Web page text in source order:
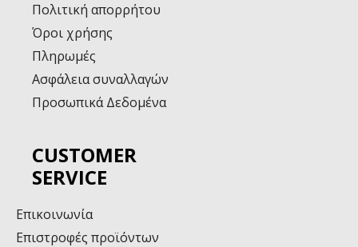
Πολιτική απορρήτου
Όροι χρήσης
Πληρωμές
Ασφάλεια συναλλαγών
Προσωπικά Δεδομένα
CUSTOMER
SERVICE
Επικοινωνία
Επιστροφές προϊόντων